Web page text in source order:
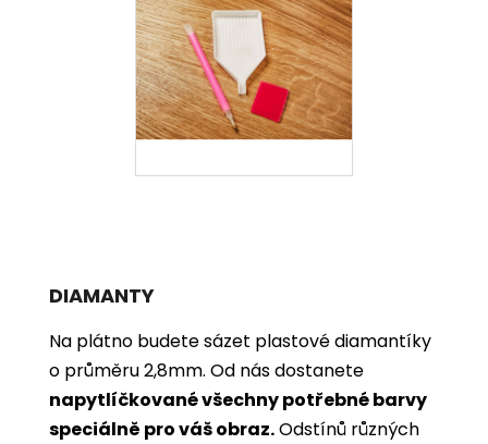
DIAMANTY
Na plátno budete sázet plastové diamantíky
o průměru 2,8mm. Od nás dostanete
napytlíčkované všechny potřebné barvy
speciálně pro váš obraz.Odstínů různých